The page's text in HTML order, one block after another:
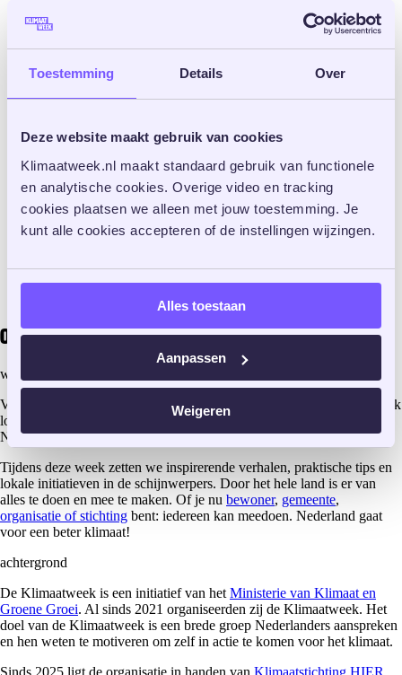
Toestemming Details Over
Deze website maakt gebruik van cookies
Klimaatweek.nl maakt standaard gebruik van functionele
en analytische cookies. Overige video en tracking
cookies plaatsen we alleen met jouw toestemming. Je
kunt alle cookies accepteren of de instellingen wijzingen.
Alles toestaan
Aanpassen
Weigeren
Over ons
wat is de klimaatweek?
Van
barst de zesde editie van de Klimaatweek
los. Sinds afgelopen jaar heeft de Klimaatweek – voorheen de
Nationale Klimaatweek – een nog sterkere lokale focus.
Tijdens deze week zetten we inspirerende verhalen, praktische tips en
lokale initiatieven in de schijnwerpers. Door het hele land is er van
alles te doen en mee te maken. Of je nu bewoner, gemeente,
organisatie of stichting bent: iedereen kan meedoen. Nederland gaat
voor een beter klimaat!
achtergrond
De Klimaatweek is een initiatief van het Ministerie van Klimaat en
Groene Groei. Al sinds 2021 organiseerden zij de Klimaatweek. Het
doel van de Klimaatweek is een brede groep Nederlanders aanspreken
en hen weten te motiveren om zelf in actie te komen voor het klimaat.
Sinds 2025 ligt de organisatie in handen van Klimaatstichting HIER.